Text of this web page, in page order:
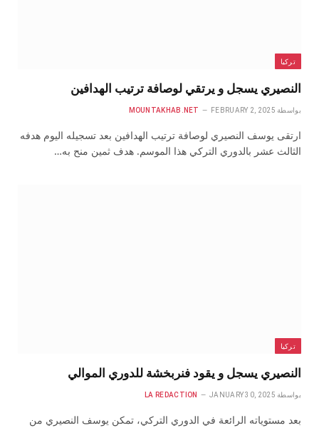
تركيا
النصيري يسجل و يرتقي لوصافة ترتيب الهدافين
بواسطة MOUNTAKHAB.NET FEBRUARY 2, 2025
ارتقى يوسف النصيري لوصافة ترتيب الهدافين بعد تسجيله اليوم هدفه
الثالث عشر بالدوري التركي هذا الموسم. هدف ثمين منح به…
تركيا
النصيري يسجل و يقود فنربخشة للدوري الموالي
بواسطة LA REDACTION JANUARY 30, 2025
بعد مستوياته الرائعة في الدوري التركي، تمكن يوسف النصيري من